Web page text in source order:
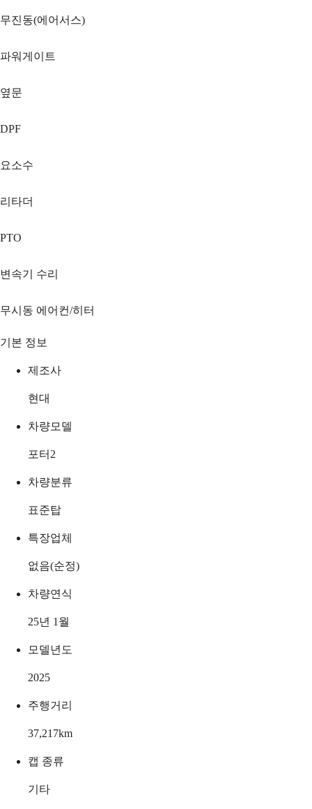
무진동(에어서스)
파워게이트
옆문
DPF
요소수
리타더
PTO
변속기 수리
무시동 에어컨/히터
기본 정보
제조사
현대
차량모델
포터2
차량분류
표준탑
특장업체
없음(순정)
차량연식
25년 1월
모델년도
2025
주행거리
37,217km
캡 종류
기타